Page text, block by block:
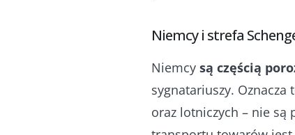
Niemcy i strefa
Niemcy są częścią
sygnatariuszy.
oraz lotniczych – nie są